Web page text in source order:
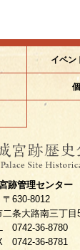
イベン
跡管理センター
〒630-8012
条大路南三丁目
0742-36-8780
0742-36-8781